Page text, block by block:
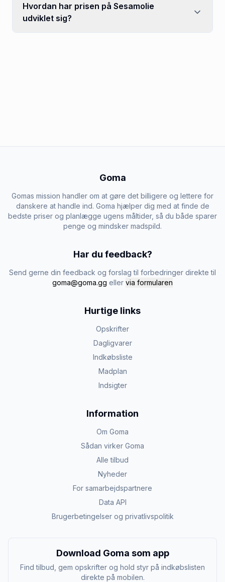
Hvordan har prisen på Sesamolie
udviklet sig?
Goma
Gomas mission handler om at gøre det billigere og lettere for
danskere at handle ind. Goma hjælper dig med at finde de
bedste priser og planlægge ugens måltider, så du både sparer
penge og mindsker madspild.
Har du feedback?
Send gerne din feedback og forslag til forbedringer direkte til
goma@goma.gg eller via formularen
Hurtige links
Opskrifter
Dagligvarer
Indkøbsliste
Madplan
Indsigter
Information
Om Goma
Sådan virker Goma
Alle tilbud
Nyheder
For samarbejdspartnere
Data API
Brugerbetingelser og privatlivspolitik
Download Goma som app
Find tilbud, gem opskrifter og hold styr på indkøbslisten
direkte på mobilen.